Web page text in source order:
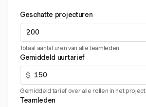
Geschatte projecturen
Totaal aantal uren van alle teamleden
Gemiddeld uurtarief
$
Gemiddeld tarief over alle rollen in het project
Teamleden